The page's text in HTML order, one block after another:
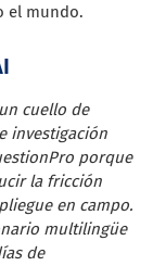
el mundo.
cuello de
investigación
porque
la fricción
en campo.
multilingüe
de